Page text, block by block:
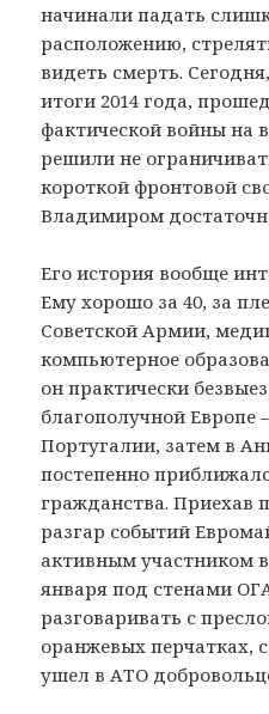
начинали падать
расположению,
видеть смерть.
итоги 2014 года,
фактической войны на
решили не
короткой фронтовой
Владимиром
Его история вообще
Ему хорошо за 40, за
Советской Армии,
компьютерное
он практически
благополучной Европе
Португалии, затем в
постепенно
гражданства. Приехав
разгар событий
активным участником
января под стенами
разговаривать с
оранжевых перчатках,
ушел в АТО